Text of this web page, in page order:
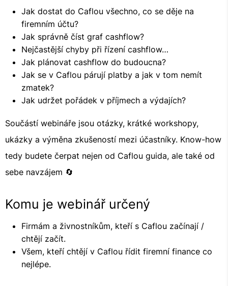
Jak dostat do Caflou všechno, co se děje na
firemním účtu?
Jak správně číst graf cashflow?
Nejčastější chyby při řízení cashflow…
Jak plánovat cashflow do budoucna?
Jak se v Caflou párují platby a jak v tom nemít
zmatek?
Jak udržet pořádek v příjmech a výdajích?
Součástí webináře jsou otázky, krátké workshopy,
ukázky a výměna zkušeností mezi účastníky. Know-how
tedy budete čerpat nejen od Caflou guida, ale také od
sebe navzájem 🔄
Komu je webinář určený
Firmám a živnostníkům, kteří s Caflou začínají /
chtějí začít.
Všem, kteří chtějí v Caflou řídit firemní finance co
nejlépe.